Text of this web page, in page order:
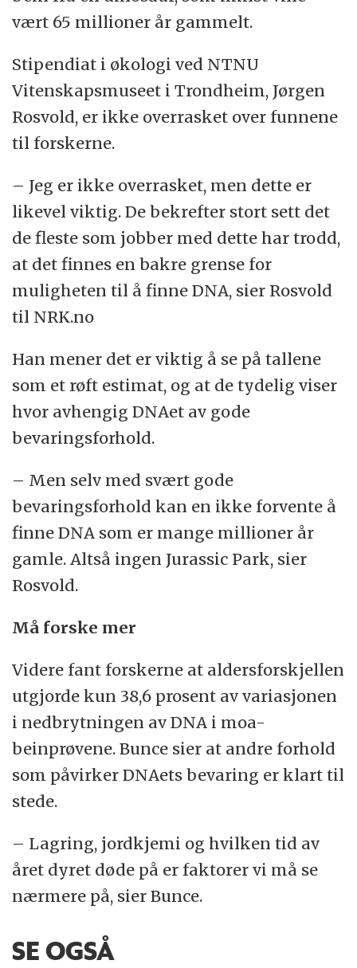
vært 65 millioner år gammelt.
Stipendiat i økologi ved NTNU
Vitenskapsmuseet i Trondheim, Jørgen
Rosvold, er ikke overrasket over funnene
til forskerne.
– Jeg er ikke overrasket, men dette er
likevel viktig. De bekrefter stort sett det
de fleste som jobber med dette har trodd,
at det finnes en bakre grense for
muligheten til å finne DNA, sier Rosvold
til NRK.no
Han mener det er viktig å se på tallene
som et røft estimat, og at de tydelig viser
hvor avhengig DNAet av gode
bevaringsforhold.
– Men selv med svært gode
bevaringsforhold kan en ikke forvente å
finne DNA som er mange millioner år
gamle. Altså ingen Jurassic Park, sier
Rosvold.
Må forske mer
Videre fant forskerne at aldersforskjellen
utgjorde kun 38,6 prosent av variasjonen
i nedbrytningen av DNA i moa-
beinprøvene. Bunce sier at andre forhold
som påvirker DNAets bevaring er klart til
stede.
– Lagring, jordkjemi og hvilken tid av
året dyret døde på er faktorer vi må se
nærmere på, sier Bunce.
SE OGSÅ